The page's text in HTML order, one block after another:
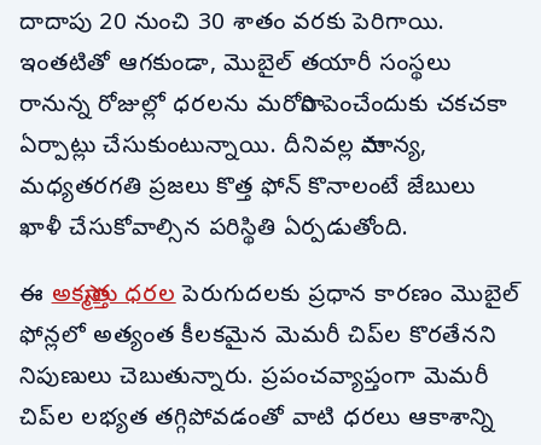
దాదాపు 20 నుంచి 30 శాతం వరకు పెరిగాయి.
ఇంతటితో ఆగకుండా, మొబైల్ తయారీ సంస్థలు
రానున్న రోజుల్లో ధరలను మరోసారి పెంచేందుకు చకచకా
ఏర్పాట్లు చేసుకుంటున్నాయి. దీనివల్ల సామాన్య,
మధ్యతరగతి ప్రజలు కొత్త ఫోన్ కొనాలంటే జేబులు
ఖాళీ చేసుకోవాల్సిన పరిస్థితి ఏర్పడుతోంది.
ఈఅకస్మాత్తు ధరలపెరుగుదలకు ప్రధాన కారణం మొబైల్
ఫోన్లలో అత్యంత కీలకమైన మెమరీ చిప్‌ల కొరతేనని
నిపుణులు చెబుతున్నారు. ప్రపంచవ్యాప్తంగా మెమరీ
చిప్‌ల లభ్యత తగ్గిపోవడంతో వాటి ధరలు ఆకాశాన్ని